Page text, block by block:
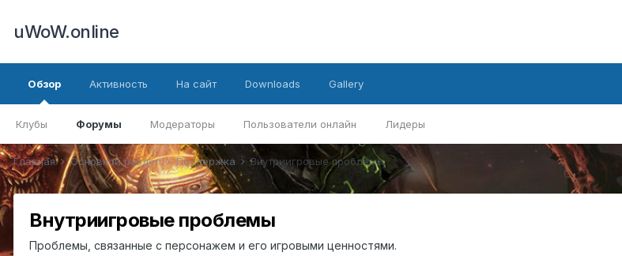
uWoW.online
Обзор
Клубы Форумы Модераторы Пользователи онлайн Лидеры
Активность На сайт Downloads Gallery
Главная Основной раздел Поддержка Внутриигровые проблемы
Внутриигровые проблемы
Проблемы, связанные с персонажем и его игровыми ценностями.